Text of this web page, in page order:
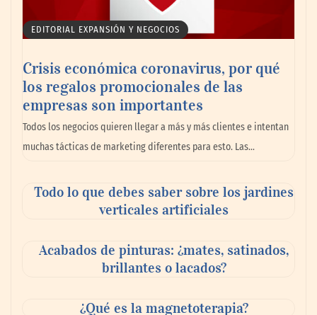
Goo! Lavanderías: el modelo que
revoluciona la colada inteligente junto a
EDITORIAL EXPANSIÓN Y NEGOCIOS
Crisis económica coronavirus, por qué
los regalos promocionales de las
empresas son importantes
Todos los negocios quieren llegar a más y más clientes e intentan
muchas tácticas de marketing diferentes para esto. Las…
Todo lo que debes saber sobre los jardines
verticales artificiales
Acabados de pinturas: ¿mates, satinados,
brillantes o lacados?
¿Qué es la magnetoterapia?